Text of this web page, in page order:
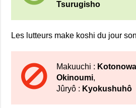
Tsurugisho
Les lutteurs make koshi du jour
Makuuchi :
Okinoumi,
Jûryô : Kyokushuhô